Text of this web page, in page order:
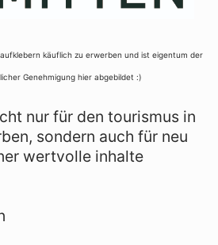
käuflich zu erwerben und ist eigentum der
Genehmigung hier abgebildet :)
nur für den tourismus in
sondern auch für neu
wertvolle inhalte